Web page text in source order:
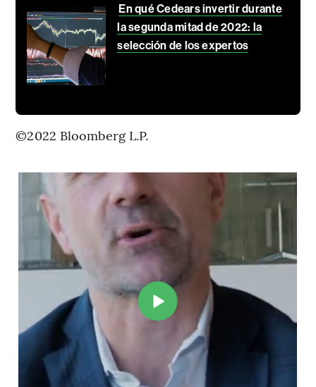
En qué Cedears invertir durante
la segunda mitad de 2022: la
selección de los expertos
©2022 Bloomberg L.P.